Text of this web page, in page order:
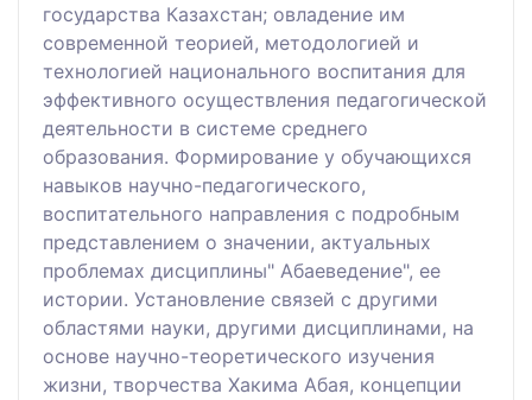
государства Казахстан; овладение им
современной теорией, методологией и
технологией национального воспитания для
эффективного осуществления педагогической
деятельности в системе среднего
образования. Формирование у обучающихся
навыков научно-педагогического,
воспитательного направления с подробным
представлением о значении, актуальных
проблемах дисциплины" Абаеведение", ее
истории. Установление связей с другими
областями науки, другими дисциплинами, на
основе научно-теоретического изучения
жизни, творчества Хакима Абая, концепции